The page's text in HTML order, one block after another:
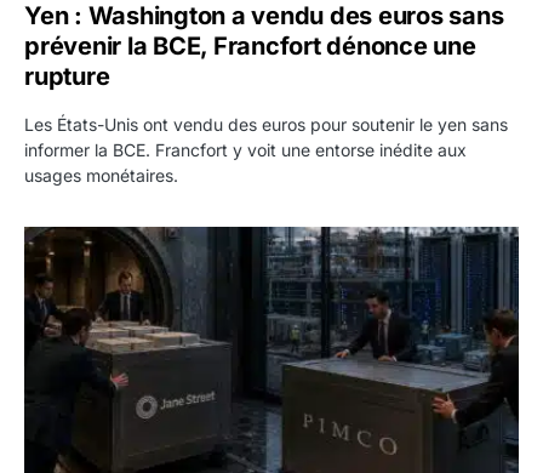
Yen : Washington a vendu des euros sans
prévenir la BCE, Francfort dénonce une
rupture
Les États-Unis ont vendu des euros pour soutenir le yen sans
informer la BCE. Francfort y voit une entorse inédite aux
usages monétaires.
Jane Street négocie le transfert de 11 milliards de